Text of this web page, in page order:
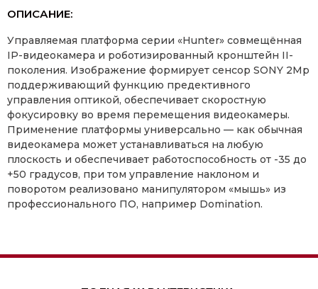
ОПИСАНИЕ:
Управляемая платформа серии «Hunter» совмещённая
IP-видеокамера и роботизированный кронштейн II-
поколения. Изображение формирует сенсор SONY 2Mp
поддерживающий функцию предективного
управления оптикой, обеспечивает скоростную
фокусировку во время перемещения видеокамеры.
Применение платформы универсально — как обычная
видеокамера может устанавливаться на любую
плоскость и обеспечивает работоспособность от -35 до
+50 градусов, при том управление наклоном и
поворотом реализовано манипулятором «мышь» из
профессионального ПО, например Domination.